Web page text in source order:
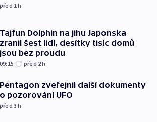
před 1h
Tajfun Dolphin na jihu Japonska
zranil šest lidí, desítky tisíc domů
jsou bez proudu
09:15 před 2h
Pentagon zveřejnil další dokumenty
o pozorování UFO
před 3h